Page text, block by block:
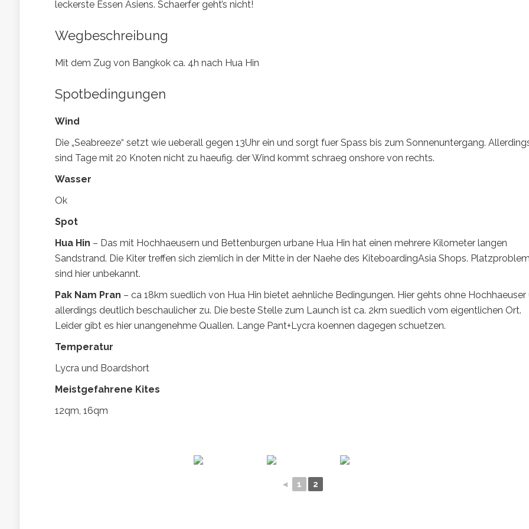
leckerste Essen Asiens. Schaerfer geht’s nicht!
Wegbeschreibung
Mit dem Zug von Bangkok ca. 4h nach Hua Hin
Spotbedingungen
Wind
Die „Seabreeze“ setzt wie ueberall gegen 13Uhr ein und sorgt fuer Spass bis zum Sonnenuntergang.
sind Tage mit 20 Knoten nicht zu haeufig. der Wind kommt schraeg onshore von rechts.
Wasser
Ok
Spot
Hua Hin – Das mit Hochhaeusern und Bettenburgen urbane Hua Hin hat einen mehrere Kilometer langen
Sandstrand. Die Kiter treffen sich ziemlich in der Mitte in der Naehe des KiteboardingAsia Shops.
sind hier unbekannt.
Pak Nam Pran – ca 18km suedlich von Hua Hin bietet aehnliche Bedingungen. Hier gehts ohne Hochhaeuser
allerdings deutlich beschaulicher zu. Die beste Stelle zum Launch ist ca. 2km suedlich vom eigentlichen Ort.
Leider gibt es hier unangenehme Quallen. Lange Pant+Lycra koennen dagegen schuetzen.
Temperatur
Lycra und Boardshort
Meistgefahrene Kites
12qm, 16qm
◄ 1 2